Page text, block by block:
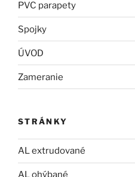
PVC parapety
Spojky
ÚVOD
Zameranie
STRÁNKY
AL extrudované
AL ohýbané